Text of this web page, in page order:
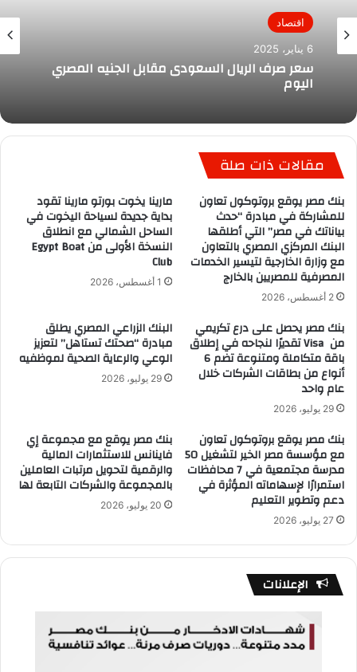
اقتصاد
6 يناير، 2025
سعر صرف الريال السعودى مقابل الجنيه المصري
اليوم
مقالات ذات صلة
بنك مصر يوقع بروتوكول تعاون
للمشاركة في مبادرة “حدث
بياناتك في مصر” التي أطلقها
البنك المركزي المصري بالتعاون
مع وزارة الخارجية لتيسير الخدمات
المصرفية للمصريين بالخارج
2 أغسطس، 2026
مارينا يخوت بورتو مارينا تقود
بداية جديدة لسياحة اليخوت في
الساحل الشمالي مع انطلاق
النسخة الأولى من Egypt Boat
Club
1 أغسطس، 2026
بنك مصر يحصل على درع تكريمي
من Visa تقديرًا لنجاحه في إطلاق
باقة متكاملة ومتنوعة تضم 6
أنواع من بطاقات الشركات خلال
عام واحد
29 يوليو، 2026
البنك الزراعي المصري يطلق
مبادرة “صحتك تستاهل” لتعزيز
الوعي والرعاية الصحية لموظفيه
29 يوليو، 2026
بنك مصر يوقع بروتوكول تعاون
مع مؤسسة مصر الخير لتشغيل 50
مدرسة مجتمعية في 7 محافظات
استمرارًا لإسهاماته المؤثرة في
دعم وتطوير التعليم
27 يوليو، 2026
بنك مصر يوقع مع مجموعة إي
فاينانس للاستثمارات المالية
والرقمية لتحويل مرتبات العاملين
بالمجموعة والشركات التابعة لها
20 يوليو، 2026
الإعلانات